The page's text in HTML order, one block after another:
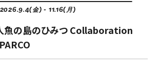
アクセス
ACCESS
オンラインショップ
ONLINE SHOP
Language
English
中文（简）
2026.9.4(金) - 11.16(月)
魚の島のひみつ Collaboration